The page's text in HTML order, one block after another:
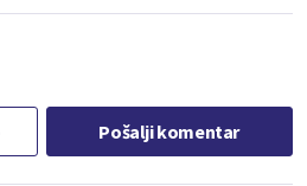
Pošalji komentar